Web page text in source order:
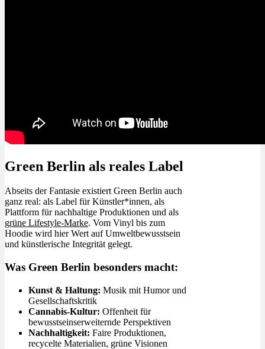
Green Berlin als reales Label
Abseits der Fantasie existiert Green Berlin auch
ganz real: als Label für Künstler*innen, als
Plattform für nachhaltige Produktionen und als
grüne Lifestyle-Marke. Vom Vinyl bis zum
Hoodie wird hier Wert auf Umweltbewusstsein
und künstlerische Integrität gelegt.
Was Green Berlin besonders macht:
Kunst & Haltung: Musik mit Humor und
Gesellschaftskritik
Cannabis-Kultur: Offenheit für
bewusstseinserweiternde Perspektiven
Nachhaltigkeit: Faire Produktionen,
recycelte Materialien, grüne Visionen